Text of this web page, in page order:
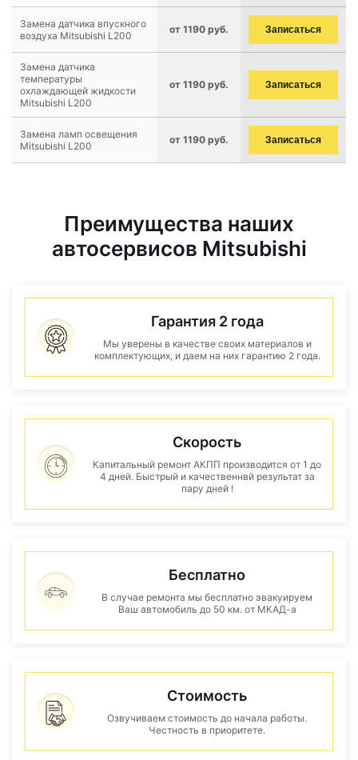
Замена датчика впускного
воздуха Mitsubishi L200
от 1190 руб. Записаться
Замена датчика
температуры
охлаждающей жидкости
Mitsubishi L200
от 1190 руб. Записаться
Замена ламп освещения
Mitsubishi L200
от 1190 руб. Записаться
Преимущества наших
автосервисов Mitsubishi
Гарантия 2 года
Мы уверены в качестве своих материалов и
комплектующих, и даем на них гарантию 2 года.
Скорость
Капитальный ремонт АКПП производится от 1 до
4 дней. Быстрый и качественнвй результат за
пару дней !
Бесплатно
В случае ремонта мы бесплатно эвакуируем
Ваш автомобиль до 50 км. от МКАД-а
Стоимость
Озвучиваем стоимость до начала работы.
Честность в приоритете.